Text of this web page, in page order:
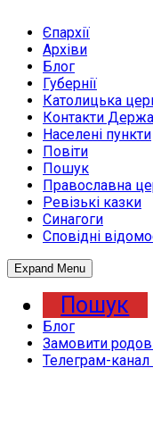
Єпархії
Архіви
Блог
Губернії
Католицька
Контакти
Населені пункти
Повіти
Пошук
Православна
Ревізькі казки
Синагоги
Сповідні
Expand Menu
Пошук
Блог
Замовити
Телеграм-